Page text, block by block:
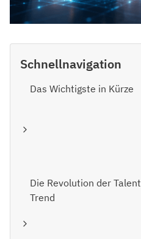
Schnellnavigation
Das Wichtigste in Kürze
Die Revolution der
Trend